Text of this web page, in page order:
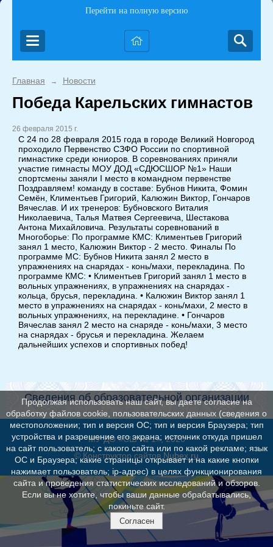
Перейти на полную версию
Главная → Новости
Победа Карельских гимнастов
26 февраля 2015 г.
С 24 по 28 февраля 2015 года в городе Великий Новгород
проходило Первенство СЗФО России по спортивной
гимнастике среди юниоров. В соревнованиях приняли
участие гимнасты МОУ ДОД «СДЮСШОР №1» Наши
спортсмены заняли I место в командном первенстве
Поздравляем! команду в составе: Бубнов Никита, Фомин
Семён, Климентьев Григорий, Калюжин Виктор, Гончаров
Вячеслав. И их тренеров: Бубновского Виталия
Николаевича, Талья Матвея Сергеевича, Шестакова
Антона Михайловича. Результаты соревнований в
Многоборье: По программе КМС: Климентьев Григорий
занял 1 место, Калюжин Виктор - 2 место. Финалы По
программе МС: Бубнов Никита занял 2 место в
упражнениях на снарядах - конь/махи, перекладина. По
программе КМС: • Климентьев Григорий занял 1 место в
вольных упражнениях, в упражнениях на снарядах -
кольца, брусья, перекладина. • Калюжин Виктор занял 1
место в упражнениях на снарядах - конь/махи, 2 место в
вольных упражнениях, на перекладине. • Гончаров
Вячеслав занял 2 место на снаряде - конь/махи, 3 место
на снарядах - брусья и перекладина. Желаем
дальнейших успехов и спортивных побед!
Сведения об образовательной организации
МУ ДО «СШ № 1», 2026
© Конструктор сайтов Nubex.ru
Продолжая использовать наш сайт, вы даете согласие на
обработку файлов cookie, пользовательских данных (сведения о
местоположении; тип и версия ОС; тип и версия Браузера; тип
устройства и разрешение его экрана; источник откуда пришел
на сайт пользователь; с какого сайта или по какой рекламе; язык
ОС и Браузера; какие страницы открывает и на какие кнопки
нажимает пользователь; ip-адрес) в целях функционирования
сайта и проведения статистических исследований и обзоров.
Если вы не хотите, чтобы ваши данные обрабатывались,
покиньте сайт.
Согласен